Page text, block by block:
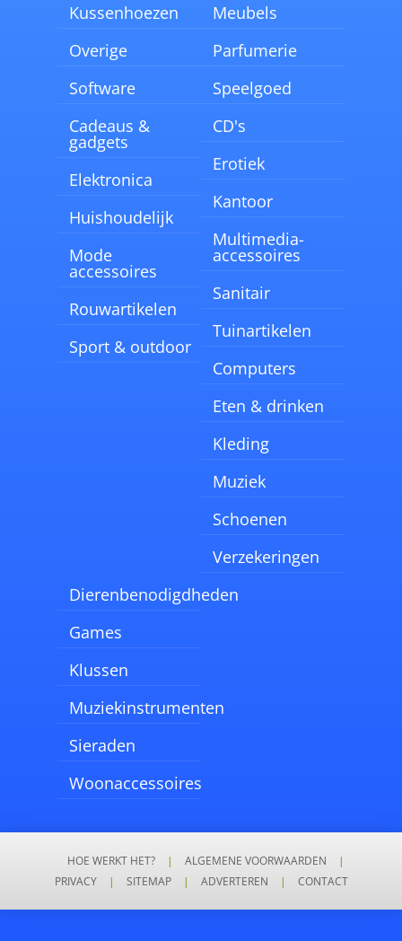
Kussenhoezen
Overige
Software
Meubels
Parfumerie
Speelgoed
Cadeaus &
gadgets
Elektronica
Huishoudelijk
Mode
accessoires
Rouwartikelen
Sport & outdoor
CD's
Erotiek
Kantoor
Multimedia-
accessoires
Sanitair
Tuinartikelen
Computers
Eten & drinken
Kleding
Muziek
Schoenen
Verzekeringen
Dierenbenodigdheden
Games
Klussen
Muziekinstrumenten
Sieraden
Woonaccessoires
HOE WERKT HET? | ALGEMENE VOORWAARDEN
|
PRIVACY
| SITEMAP | ADVERTEREN | CONTACT